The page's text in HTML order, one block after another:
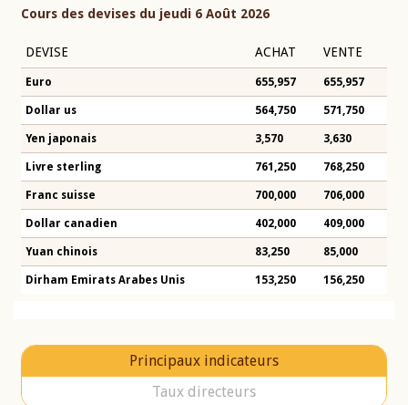
Cours des devises du jeudi 6 Août 2026
DEVISE ACHAT VENTE
Euro 655,957 655,957
Dollar us 564,750 571,750
Yen japonais 3,570 3,630
Livre sterling 761,250 768,250
Franc suisse 700,000 706,000
Dollar canadien 402,000 409,000
Yuan chinois 83,250 85,000
Dirham Emirats Arabes Unis 153,250 156,250
Principaux indicateurs
Taux directeurs